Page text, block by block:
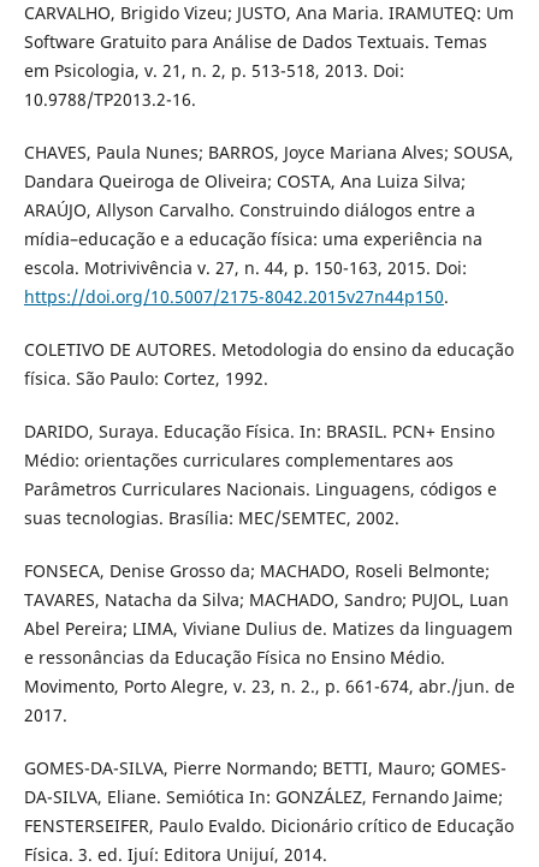
CARVALHO, Brigido Vizeu; JUSTO, Ana Maria. IRAMUTEQ: Um
Software Gratuito para Análise de Dados Textuais. Temas
em Psicologia, v. 21, n. 2, p. 513-518, 2013. Doi:
10.9788/TP2013.2-16.
CHAVES, Paula Nunes; BARROS, Joyce Mariana Alves; SOUSA,
Dandara Queiroga de Oliveira; COSTA, Ana Luiza Silva;
ARAÚJO, Allyson Carvalho. Construindo diálogos entre a
mídia–educação e a educação física: uma experiência na
escola. Motrivivência v. 27, n. 44, p. 150-163, 2015. Doi:
https://doi.org/10.5007/2175-8042.2015v27n44p150.
COLETIVO DE AUTORES. Metodologia do ensino da educação
física. São Paulo: Cortez, 1992.
DARIDO, Suraya. Educação Física. In: BRASIL. PCN+ Ensino
Médio: orientações curriculares complementares aos
Parâmetros Curriculares Nacionais. Linguagens, códigos e
suas tecnologias. Brasília: MEC/SEMTEC, 2002.
FONSECA, Denise Grosso da; MACHADO, Roseli Belmonte;
TAVARES, Natacha da Silva; MACHADO, Sandro; PUJOL, Luan
Abel Pereira; LIMA, Viviane Dulius de. Matizes da linguagem
e ressonâncias da Educação Física no Ensino Médio.
Movimento, Porto Alegre, v. 23, n. 2., p. 661-674, abr./jun. de
2017.
GOMES-DA-SILVA, Pierre Normando; BETTI, Mauro; GOMES-
DA-SILVA, Eliane. Semiótica In: GONZÁLEZ, Fernando Jaime;
FENSTERSEIFER, Paulo Evaldo. Dicionário crítico de Educação
Física. 3. ed. Ijuí: Editora Unijuí, 2014.